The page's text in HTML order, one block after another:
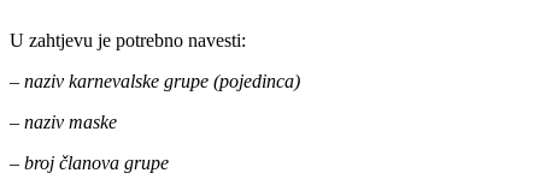
U zahtjevu je potrebno navesti:
– naziv karnevalske grupe (pojedinca)
– naziv maske
– broj članova grupe